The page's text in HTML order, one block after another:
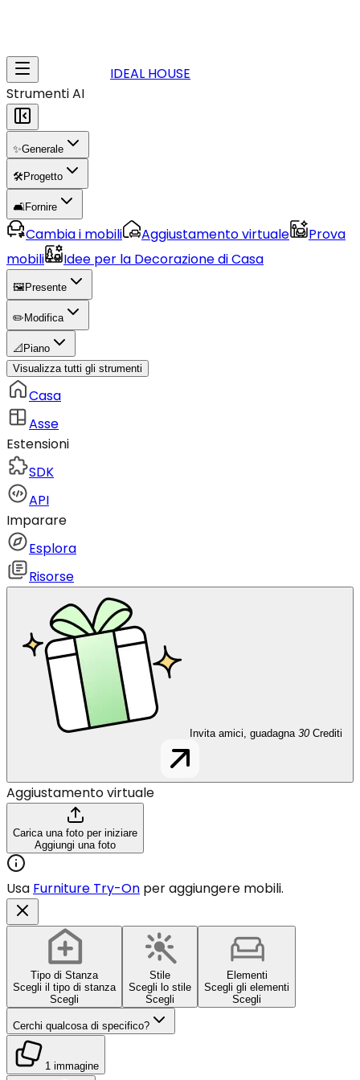
IDEAL HOUSE
Strumenti AI
✨Generale
🛠️Progetto
🛋️Fornire
Cambia i mobili Aggiustamento virtuale
Prova
mobili
Idee per la Decorazione di Casa
🖼️ Presente
✏️ Modifica
📐 Piano
Visualizza tutti gli strumenti
Casa
Asse
Estensioni
SDK
API
Imparare
Esplora
Risorse
Invita amici, guadagna 30 Crediti
Aggiustamento virtuale
Carica una foto per iniziare
Aggiungi una foto
Usa Furniture Try-On per aggiungere mobili.
Tipo di Stanza
Scegli il tipo di stanza
Scegli
Stile
Scegli lo stile
Scegli
Elementi
Scegli gli elementi
Scegli
Cerchi qualcosa di specifico?
1 immagine